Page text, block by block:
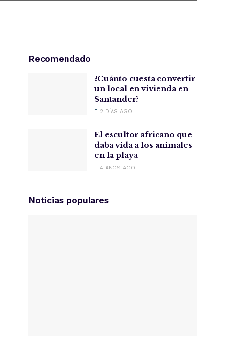
Recomendado
¿Cuánto cuesta convertir
un local en vivienda en
Santander?
2 DÍAS AGO
El escultor africano que
daba vida a los animales
en la playa
4 AÑOS AGO
Noticias populares